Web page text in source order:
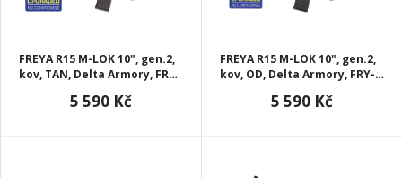
FREYA R15 M-LOK 10", gen.2,
kov, TAN, Delta Armory, FRY-
5 590 Kč
FREYA R15 M-LOK 10", gen.2,
kov, OD, Delta Armory, FRY-
5 590 Kč